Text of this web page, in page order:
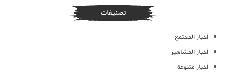
تصنيفات
أخبار المجتمع
أخبار المشاهير
أخبار متنوعة